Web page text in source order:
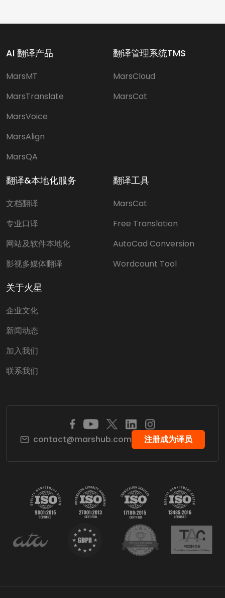
AI 翻译产品
MarsMT
MarsTranslate
MarsVoice
MarsAlign
MarsQA
翻译管理系统TMS
MarsCloud
MarsCat
翻译&本地化服务
文档翻译
专业口译
网站及软件本地化
影视多媒体翻译
翻译工具
MarsCat
Free Translation
AutoCad Conversion
Wordcount Tool
关于火星
企业文化
新闻动态
加入我们
联系我们
contact@marshub.com 注册成为译员